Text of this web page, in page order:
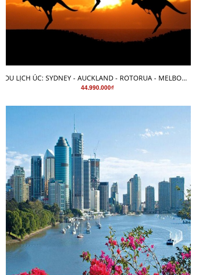
MUA HÀNG DU LỊCH ÚC: SYDNEY - AUCKLAND - ROTORUA - MELBOURNE
44.990.000₫